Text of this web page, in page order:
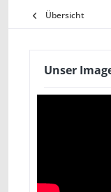
Übersicht
Unser